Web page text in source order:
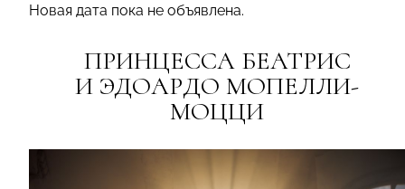
Новая дата пока не объявлена.
ПРИНЦЕССА БЕАТРИС
И ЭДОАРДО МОПЕЛЛИ-
МОЦЦИ